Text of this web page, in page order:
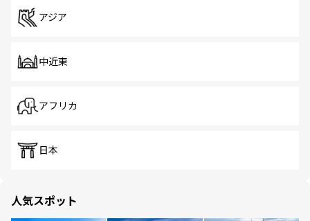
アジア
中近東
アフリカ
日本
人気スポット